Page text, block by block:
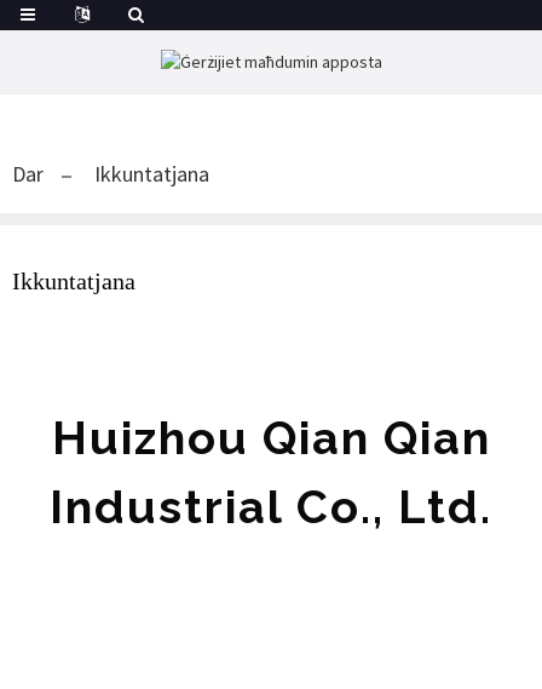
Dar Ikkuntatjana
Ikkuntatjana
Huizhou Qian Qian
Industrial Co., Ltd.